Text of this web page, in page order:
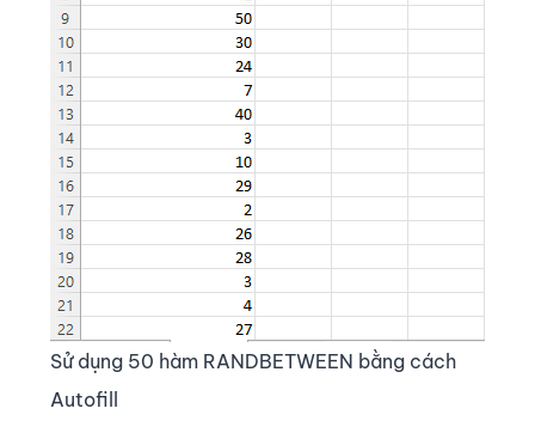
Sử dụng 50 hàm RANDBETWEEN bằng cách
Autofill